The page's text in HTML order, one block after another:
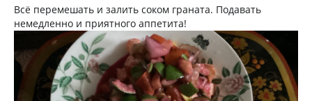
Всё перемешать и залить соком граната. Подавать
немедленно и приятного аппетита!